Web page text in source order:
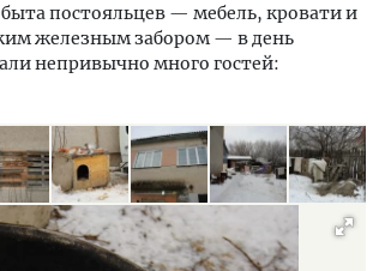
постояльцев — мебель, кровати и
железным забором — в день
непривычно много гостей: